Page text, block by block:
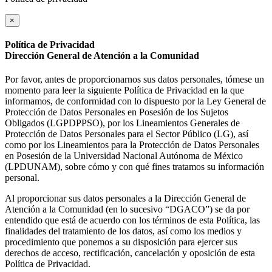
×
Política de Privacidad
Dirección General de Atención a la Comunidad
Por favor, antes de proporcionarnos sus datos personales, tómese un
momento para leer la siguiente Política de Privacidad en la que
informamos, de conformidad con lo dispuesto por la Ley General de
Protección de Datos Personales en Posesión de los Sujetos
Obligados (LGPDPPSO), por los Lineamientos Generales de
Protección de Datos Personales para el Sector Público (LG), así
como por los Lineamientos para la Protección de Datos Personales
en Posesión de la Universidad Nacional Autónoma de México
(LPDUNAM), sobre cómo y con qué fines tratamos su información
personal.
Al proporcionar sus datos personales a la Dirección General de
Atención a la Comunidad (en lo sucesivo “DGACO”) se da por
entendido que está de acuerdo con los términos de esta Política, las
finalidades del tratamiento de los datos, así como los medios y
procedimiento que ponemos a su disposición para ejercer sus
derechos de acceso, rectificación, cancelación y oposición de esta
Política de Privacidad.